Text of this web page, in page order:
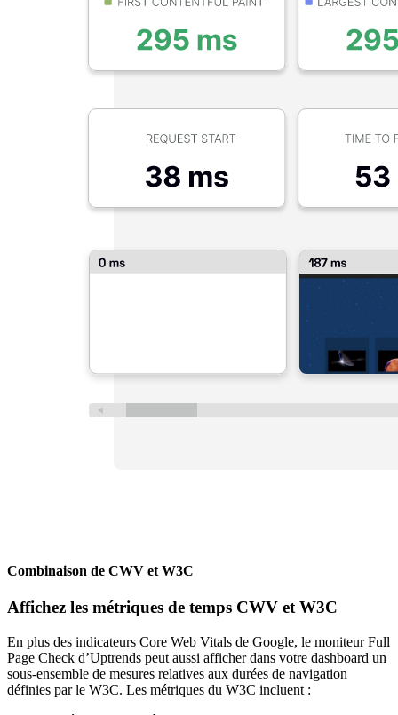
Combinaison de CWV et W3C
Affichez les métriques de temps CWV et W3C
En plus des indicateurs Core Web Vitals de Google, le moniteur Full
Page Check d’Uptrends peut aussi afficher dans votre dashboard un
sous-ensemble de mesures relatives aux durées de navigation
définies par le W3C. Les métriques du W3C incluent :